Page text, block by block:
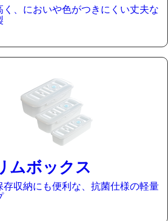
く、においや色がつきにくい丈夫な
ムボックス
存収納にも便利な、抗菌仕様の軽量